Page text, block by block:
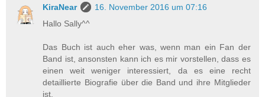
KiraNear
16. November 2016 um 07:16
Hallo Sally^^
Das Buch ist auch eher was, wenn man ein Fan der
Band ist, ansonsten kann ich es mir vorstellen, dass es
einen weit weniger interessiert, da es eine recht
detaillierte Biografie über die Band und ihre Mitglieder
ist.